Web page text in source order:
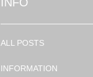
ALL POSTS
INFORMATION